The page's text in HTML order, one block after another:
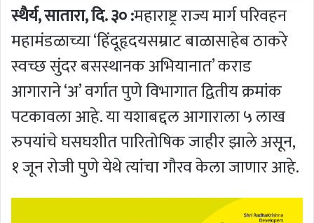
स्थैर्य, सातारा, दि. ३० :महाराष्ट्र राज्य मार्ग परिवहन
महामंडळाच्या ‘हिंदूहृदयसम्राट बाळासाहेब ठाकरे
स्वच्छ सुंदर बसस्थानक अभियानात’ कराड
आगाराने ‘अ’ वर्गात पुणे विभागात द्वितीय क्रमांक
पटकावला आहे. या यशाबद्दल आगाराला ५ लाख
रुपयांचे घसघशीत पारितोषिक जाहीर झाले असून,
१ जून रोजी पुणे येथे त्यांचा गौरव केला जाणार आहे.